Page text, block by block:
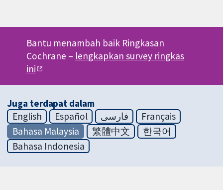
Bantu menambah baik Ringkasan
Cochrane – lengkapkan survey ringkas
ini
Juga terdapat dalam
English
Español فارسی
Français
Bahasa Malaysia
繁體中文
한국어
Bahasa Indonesia